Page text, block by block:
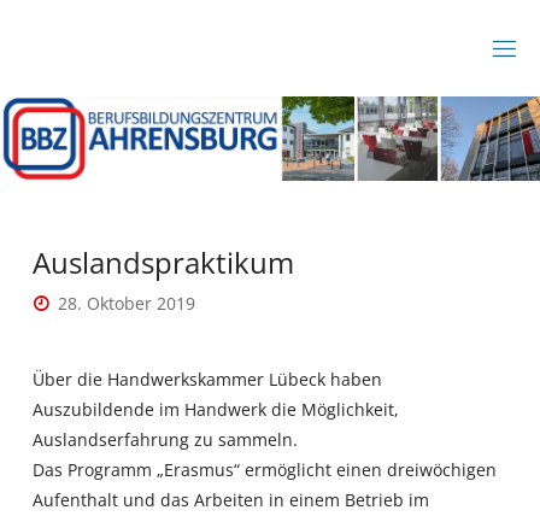
BZ
A
HR
B
R
Auslandspraktikum
28. Oktober 2019
Über die Handwerkskammer Lübeck haben
Auszubildende im Handwerk die Möglichkeit,
Auslandserfahrung zu sammeln.
Das Programm „Erasmus“ ermöglicht einen dreiwöchigen
Aufenthalt und das Arbeiten in einem Betrieb im